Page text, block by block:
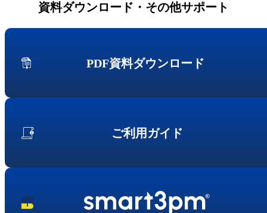
資料ダウンロード・その他サポート
PDF資料ダウンロード
ご利用ガイド